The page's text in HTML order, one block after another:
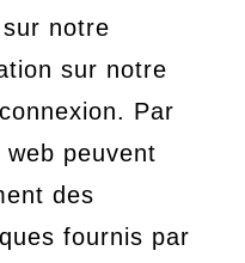
notre
sur notre
Par
peuvent
des
fournis par